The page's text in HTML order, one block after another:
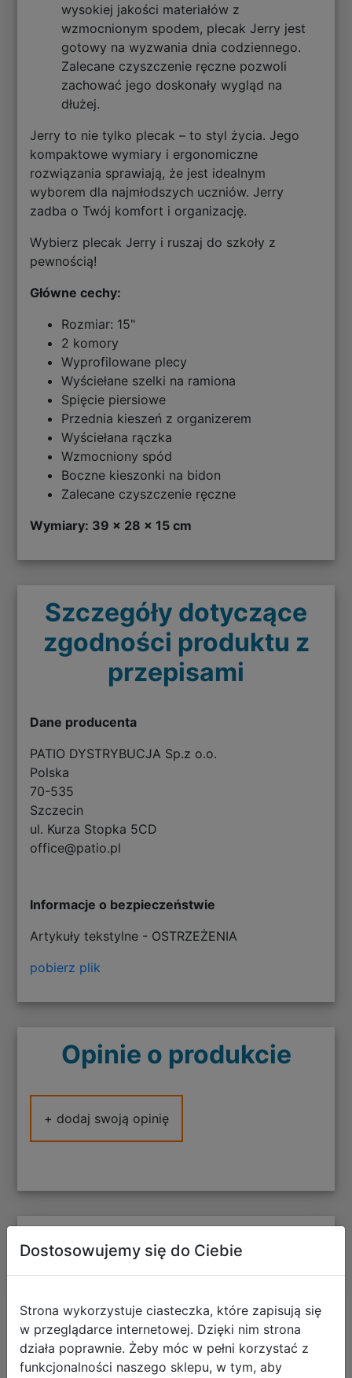
wysokiej jakości materiałów z
wzmocnionym spodem, plecak Jerry jest
gotowy na wyzwania dnia codziennego.
Zalecane czyszczenie ręczne pozwoli
zachować jego doskonały wygląd na
dłużej.
Jerry to nie tylko plecak – to styl życia. Jego
kompaktowe wymiary i ergonomiczne
rozwiązania sprawiają, że jest idealnym
wyborem dla najmłodszych uczniów. Jerry
zadba o Twój komfort i organizację.
Wybierz plecak Jerry i ruszaj do szkoły z
pewnością!
Główne cechy:
Rozmiar: 15"
2 komory
Wyprofilowane plecy
Wyściełane szelki na ramiona
Spięcie piersiowe
Przednia kieszeń z organizerem
Wyściełana rączka
Wzmocniony spód
Boczne kieszonki na bidon
Zalecane czyszczenie ręczne
Wymiary: 39 x 28 x 15 cm
Szczegóły dotyczące
zgodności produktu z
przepisami
Dane producenta
PATIO DYSTRYBUCJA Sp.z o.o.
Polska
70-535
Szczecin
ul. Kurza Stopka 5CD
office@patio.pl
Informacje o bezpieczeństwie
Artykuły tekstylne - OSTRZEŻENIA
pobierz plik
Opinie o produkcie
+ dodaj swoją opinię
Polecane
CoolPack Zestaw Szkolny Stars 5el.
Plecak Jerry F029960 + Worek
Dostosowujemy się do Ciebie
Strona wykorzystuje ciasteczka, które zapisują się
w przeglądarce internetowej. Dzięki nim strona
działa poprawnie. Żeby móc w pełni korzystać z
funkcjonalności naszego sklepu, w tym, aby